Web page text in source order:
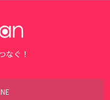
なぐ！